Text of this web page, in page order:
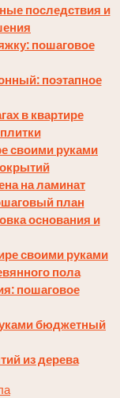
последствия и
пошаговое
поэтапное
в квартире
своими руками
на ламинат
план
основания и
своими руками
пола
пошаговое
бюджетный
из дерева